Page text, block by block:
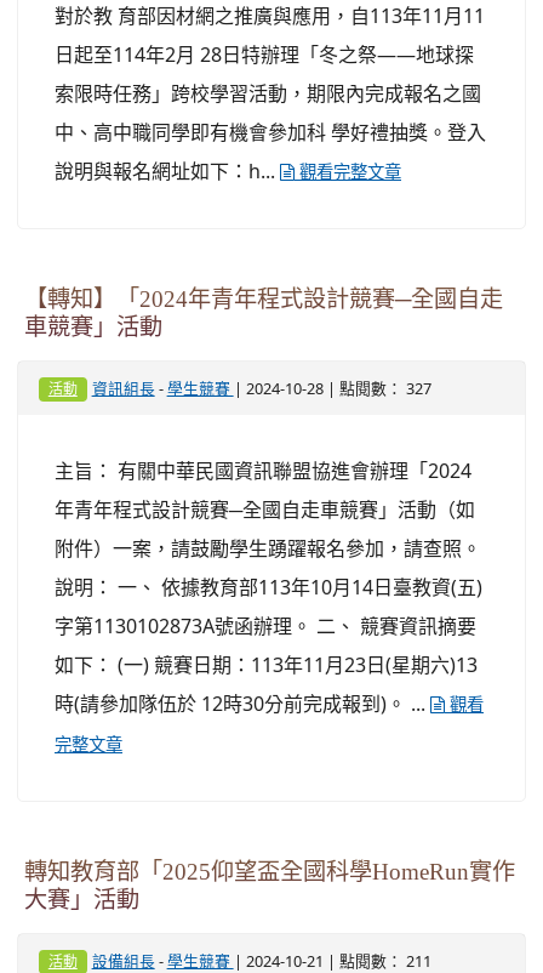
對於教 育部因材網之推廣與應用，自113年11月11
日起至114年2月 28日特辦理「冬之祭——地球探
索限時任務」跨校學習活動，期限內完成報名之國
中、高中職同學即有機會參加科 學好禮抽獎。登入
說明與報名網址如下：h...
觀看完整文章
【轉知】「2024年青年程式設計競賽─全國自走
車競賽」活動
活動 資訊組長- 學生競賽 | 2024-10-28 | 點閱數： 327
主旨： 有關中華民國資訊聯盟協進會辦理「2024
年青年程式設計競賽─全國自走車競賽」活動（如
附件）一案，請鼓勵學生踴躍報名參加，請查照。
說明： 一、 依據教育部113年10月14日臺教資(五)
字第1130102873A號函辦理。 二、 競賽資訊摘要
如下： (一) 競賽日期：113年11月23日(星期六)13
時(請參加隊伍於 12時30分前完成報到)。 ...
觀看
完整文章
轉知教育部「2025仰望盃全國科學HomeRun實作
大賽」活動
活動 設備組長- 學生競賽 | 2024-10-21 | 點閱數： 211